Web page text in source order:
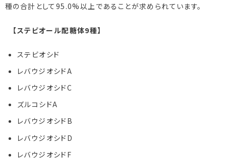
種の合計として95.0%以上であることが求められています。
【ステビオール配糖体9種】
ステビオシド
レバウジオシドA
レバウジオシドC
ズルコシドA
レバウジオシドB
レバウジオシドD
レバウジオシドF